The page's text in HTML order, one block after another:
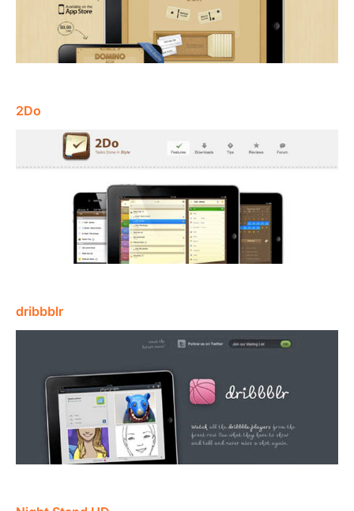
2Do
dribbblr